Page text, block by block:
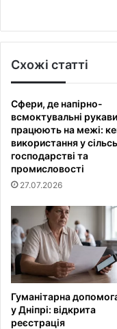
Схожі статті
Сфери, де напірно-
всмоктувальні рукави
працюють на межі:
використання у
господарстві та
промисловості
27.07.2026
Гуманітарна
у Дніпрі: відкрита
реєстрація